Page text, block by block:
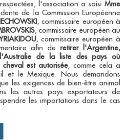
l'association a saisi Mme
de la Commission Européenne
, commissaire européen à
, commissaire européen au
, commissaire européen à
afin de retirer l'Argentine,
de la liste des pays où
est autorisée, comme cela a
et le Mexique. Nous demandons
les exigences de bien-être animal
les autres pays exportateurs de
les importations dans le cas